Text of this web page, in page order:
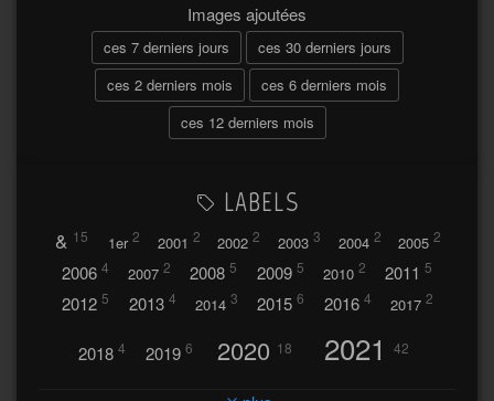
Images ajoutées
ces 7 derniers jours
ces 30 derniers jours
ces 2 derniers mois
ces 6 derniers mois
ces 12 derniers mois
LABELS
& 15 1er 2 2001 2 2002 2 2003 3 2004 2 2005 2
2006 4 2007 2 2008 5 2009 5 2010 2 2011 5
2012 5 2013 4 2014 3 2015 6 2016 4 2017 2
2018 4 2019 6 2020 18 2021 42